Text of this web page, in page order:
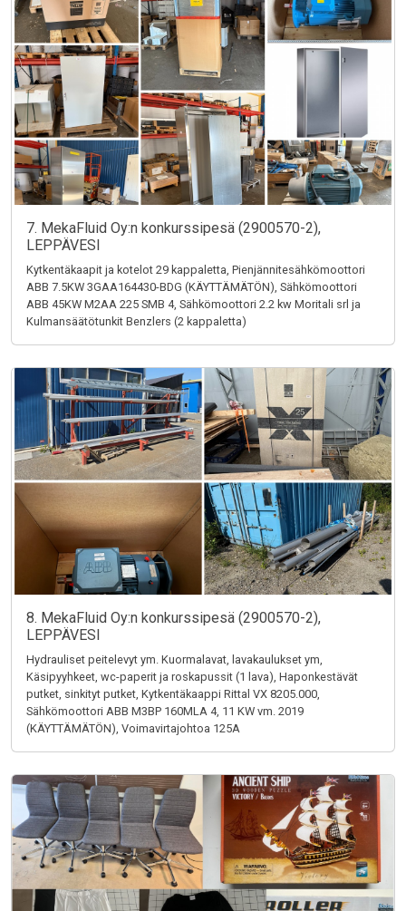
7. MekaFluid Oy:n konkurssipesä (2900570-2),
LEPPÄVESI
Kytkentäkaapit ja kotelot 29 kappaletta, Pienjännitesähkömoottori
ABB 7.5KW 3GAA164430-BDG (KÄYTTÄMÄTÖN), Sähkömoottori
ABB 45KW M2AA 225 SMB 4, Sähkömoottori 2.2 kw Moritali srl ja
Kulmansäätötunkit Benzlers (2 kappaletta)
8. MekaFluid Oy:n konkurssipesä (2900570-2),
LEPPÄVESI
Hydrauliset peitelevyt ym. Kuormalavat, lavakaulukset ym,
Käsipyyhkeet, wc-paperit ja roskapussit (1 lava), Haponkestävät
putket, sinkityt putket, Kytkentäkaappi Rittal VX 8205.000,
Sähkömoottori ABB M3BP 160MLA 4, 11 KW vm. 2019
(KÄYTTÄMÄTÖN), Voimavirtajohtoa 125A